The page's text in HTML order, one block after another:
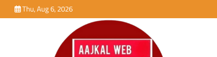
to
Thu, Aug 6, 2026